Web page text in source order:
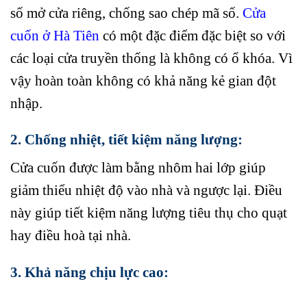
số mở cửa riêng, chống sao chép mã số. Cửa
cuốn ở Hà Tiên có một đặc điểm đặc biệt so với
các loại cửa truyền thống là không có ổ khóa. Vì
vậy hoàn toàn không có khả năng kẻ gian đột
nhập.
2. Chống nhiệt, tiết kiệm năng lượng:
Cửa cuốn được làm bằng nhôm hai lớp giúp
giảm thiểu nhiệt độ vào nhà và ngược lại. Điều
này giúp tiết kiệm năng lượng tiêu thụ cho quạt
hay điều hoà tại nhà.
3. Khả năng chịu lực cao: